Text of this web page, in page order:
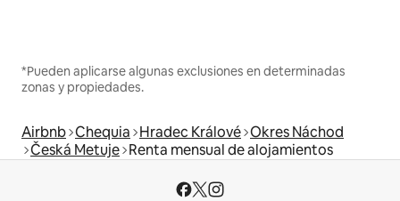
*Pueden aplicarse algunas exclusiones en determinadas
zonas y propiedades.
Airbnb Chequia Hradec Králové Okres Náchod
Česká Metuje Renta mensual de alojamientos